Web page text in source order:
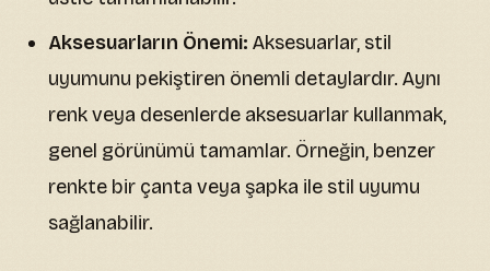
Aksesuarların Önemi: Aksesuarlar, stil
uyumunu pekiştiren önemli detaylardır. Aynı
renk veya desenlerde aksesuarlar kullanmak,
genel görünümü tamamlar. Örneğin, benzer
renkte bir çanta veya şapka ile stil uyumu
sağlanabilir.